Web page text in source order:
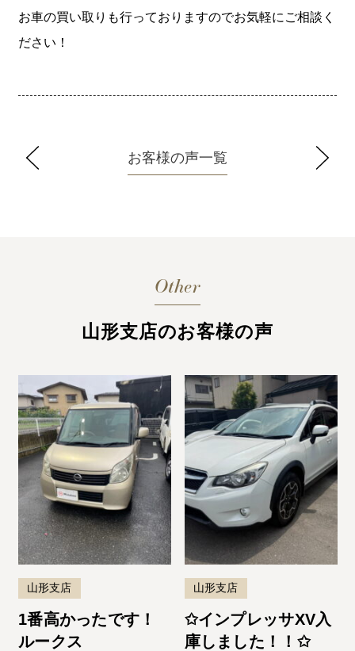
お車の買い取りも行っておりますのでお気軽にご相談く
ださい！
お客様の声一覧
Other
山形支店のお客様の声
山形支店
1番高かったです！
ルークス
山形支店
✩インプレッサXV入
庫しました！！✩